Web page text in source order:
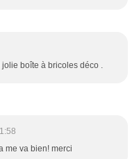
jolie boîte à bricoles déco .
me va bien! merci